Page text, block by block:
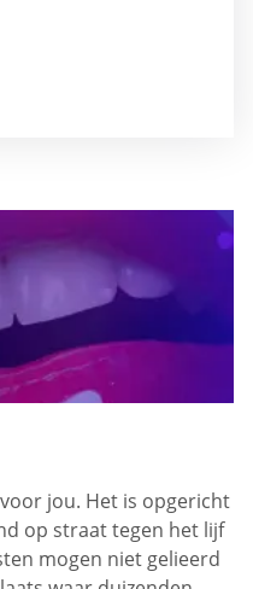
jou. Het is opgericht
op straat tegen het lijf
mogen niet gelieerd